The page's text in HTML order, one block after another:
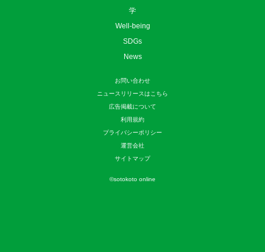
学
Well-being
SDGs
News
お問い合わせ
ニュースリリースはこちら
広告掲載について
利用規約
プライバシーポリシー
運営会社
サイトマップ
©sotokoto online